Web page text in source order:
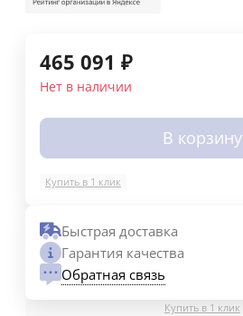
465 091 ₽
Нет в наличии
В корзину
Купить в 1 клик
Быстрая доставка
Гарантия качества
Обратная связь
Купить в 1 клик